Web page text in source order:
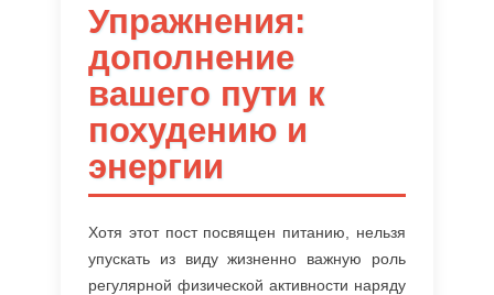
Упражнения:
дополнение
вашего пути к
похудению и
энергии
Хотя этот пост посвящен питанию, нельзя
упускать из виду жизненно важную роль
регулярной физической активности наряду